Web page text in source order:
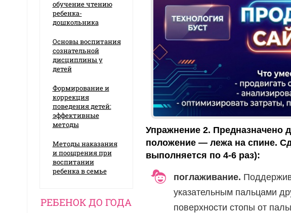
обучение чтению
ребенка-
дошкольника
Основы воспитания
сознательной
дисциплины у
детей
Формирование и
коррекция
поведения детей:
эффективные
методы
Методы наказания
и поощрения при
воспитании
ребенка в семье
РЕБЕНОК ДО ГОДА
Упражнение 2. Предназначено
положение — лежа на спине.
выполняется по 4-6 раз):
поглаживание.
указательным пальцами
поверхности стопы от